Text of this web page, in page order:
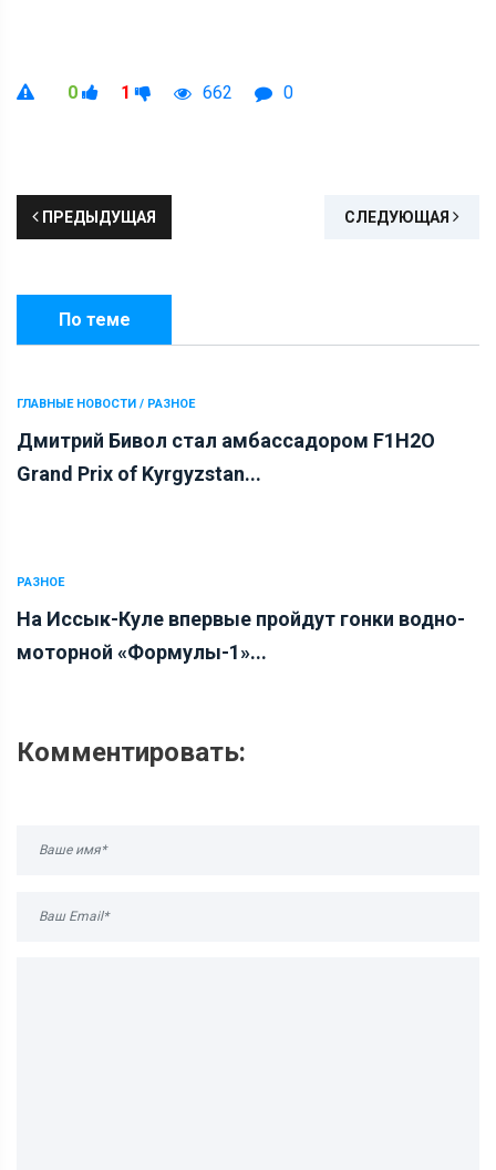
0 1 662 0
ПРЕДЫДУЩАЯ СЛЕДУЮЩАЯ
По теме
ГЛАВНЫЕ НОВОСТИ / РАЗНОЕ
Дмитрий Бивол стал амбассадором F1H2O
Grand Prix of Kyrgyzstan...
РАЗНОЕ
На Иссык-Куле впервые пройдут гонки водно-
моторной «Формулы-1»...
Комментировать: